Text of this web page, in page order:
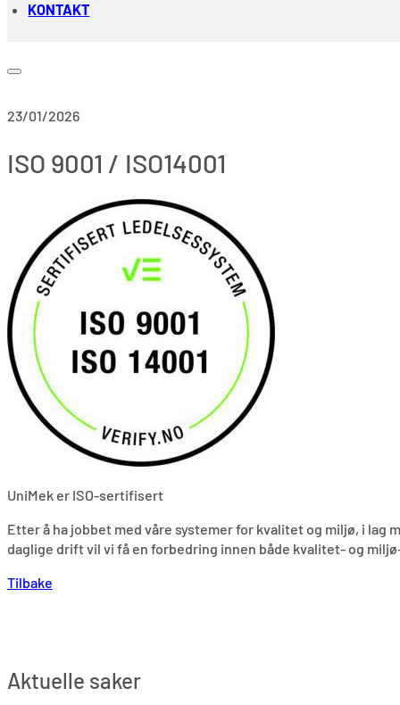
KONTAKT
23/01/2026
ISO 9001 / ISO14001
UniMek er ISO-sertifisert
Etter å ha jobbet med våre systemer for kvalitet og miljø, i lag
daglige drift vil vi få en forbedring innen både kvalitet- og
Tilbake
Aktuelle saker